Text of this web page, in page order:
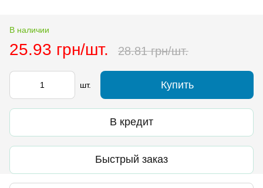
В наличии
25.93 грн/шт. 28.81 грн/шт.
шт. Купить
В кредит
Быстрый заказ